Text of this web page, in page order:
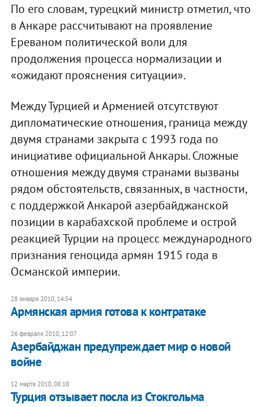
По его словам, турецкий министр отметил, что
в Анкаре рассчитывают на проявление
Ереваном политической воли для
продолжения процесса нормализации и
«ожидают прояснения ситуации».
Между Турцией и Арменией отсутствуют
дипломатические отношения, граница между
двумя странами закрыта с 1993 года по
инициативе официальной Анкары. Сложные
отношения между двумя странами вызваны
рядом обстоятельств, связанных, в частности,
с поддержкой Анкарой азербайджанской
позиции в карабахской проблеме и острой
реакцией Турции на процесс международного
признания геноцида армян 1915 года в
Османской империи.
28 января 2010, 14:54
Армянская армия готова к контратаке
26 февраля 2010, 12:07
Азербайджан предупреждает мир о новой
войне
12 марта 2010, 08:18
Турция отзывает посла из Стокгольма